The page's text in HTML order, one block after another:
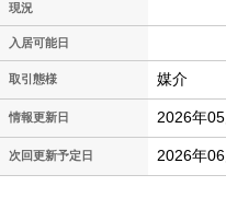
現況
入居可能日
取引態様 媒介
情報更新日 2026年
次回更新予定日 2026年